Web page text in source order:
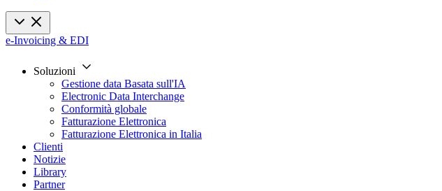
e-Invoicing & EDI
Soluzioni
Gestione data Basata sull'IA
Electronic Data Interchange
Conformità globale
Fatturazione Elettronica
Fatturazione Elettronica in Italia
Clienti
Notizie
Library
Partner